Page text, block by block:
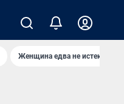
Женщина едва не истекла